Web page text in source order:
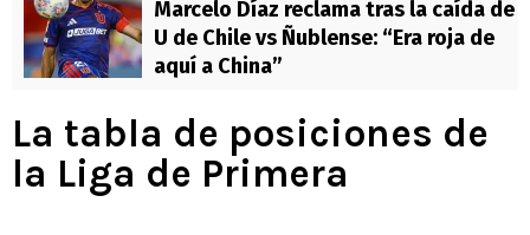
Marcelo Díaz reclama tras la caída de
U de Chile vs Ñublense: “Era roja de
aquí a China”
La tabla de posiciones de
la Liga de Primera